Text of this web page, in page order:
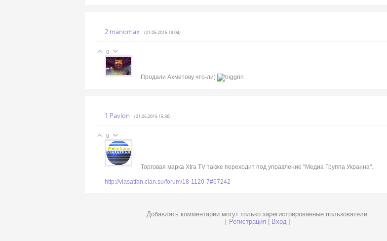
2 manomax (21.05.2015 19:04)
0
Продали Ахметову что-ли)
1 Pavlon (21.05.2015 15:36)
0
Торговая марка Xtra TV также переходит под управление "Медиа Группа Украина".
http://viasatfan.clan.su/forum/18-1120-7#67242
Добавлять комментарии могут только зарегистрированные пользователи.
[ Регистрация Вход]